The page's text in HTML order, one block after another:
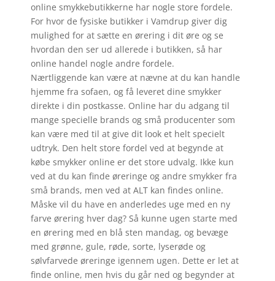
online smykkebutikkerne har nogle store fordele.
For hvor de fysiske butikker i Vamdrup giver dig
mulighed for at sætte en ørering i dit øre og se
hvordan den ser ud allerede i butikken, så har
online handel nogle andre fordele.
Nærtliggende kan være at nævne at du kan handle
hjemme fra sofaen, og få leveret dine smykker
direkte i din postkasse. Online har du adgang til
mange specielle brands og små producenter som
kan være med til at give dit look et helt specielt
udtryk. Den helt store fordel ved at begynde at
købe smykker online er det store udvalg. Ikke kun
ved at du kan finde øreringe og andre smykker fra
små brands, men ved at ALT kan findes online.
Måske vil du have en anderledes uge med en ny
farve ørering hver dag? Så kunne ugen starte med
en ørering med en blå sten mandag, og bevæge
med grønne, gule, røde, sorte, lyserøde og
sølvfarvede øreringe igennem ugen. Dette er let at
finde online, men hvis du går ned og begynder at